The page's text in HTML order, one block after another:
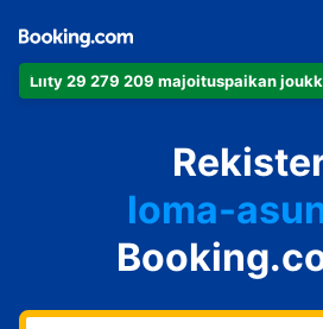
Liity 29 279 209 majoituspaikan
loma-
bed &